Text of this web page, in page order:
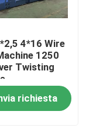
4*16 Wire
1250
Twisting
richiesta